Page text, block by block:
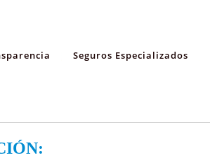
Seguros Especializados